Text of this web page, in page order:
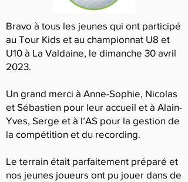
Bravo à tous les jeunes qui ont participé
au Tour Kids et au championnat U8 et
U10 à La Valdaine, le dimanche 30 avril
2023.
Un grand merci à Anne-Sophie, Nicolas
et Sébastien pour leur accueil et à Alain-
Yves, Serge et à l’AS pour la gestion de
la compétition et du recording.
Le terrain était parfaitement préparé et
nos jeunes joueurs ont pu jouer dans de